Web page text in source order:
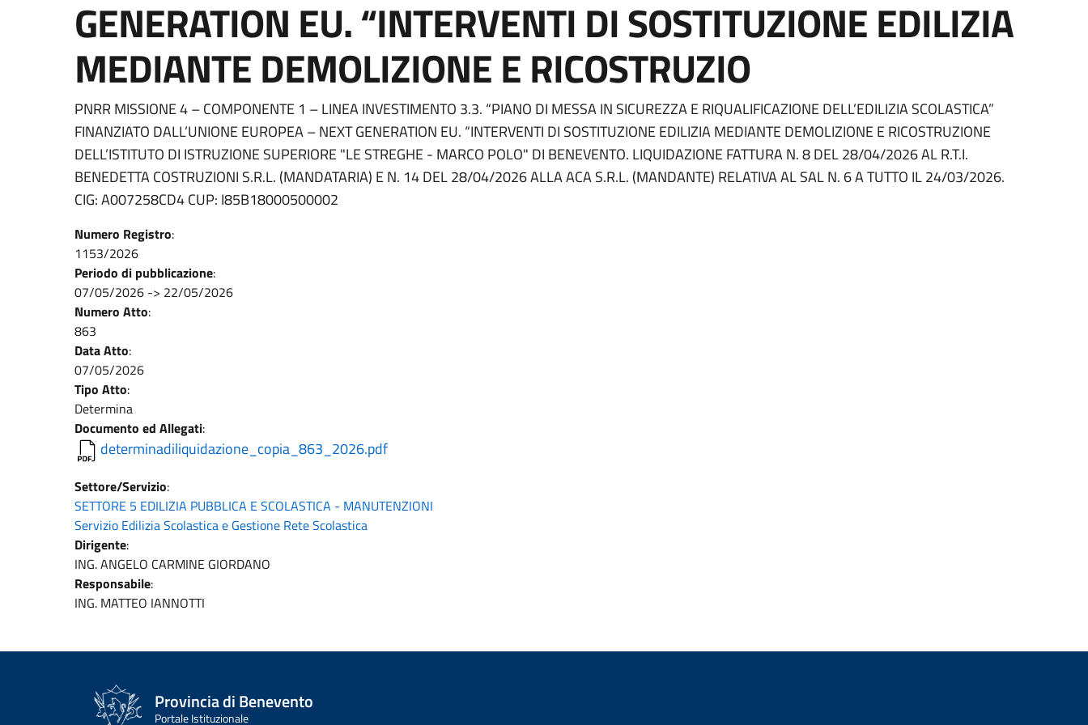
GENERATION EU. “INTERVENTI DI SOSTITUZIONE EDILIZIA
MEDIANTE DEMOLIZIONE E RICOSTRUZIO
PNRR MISSIONE 4 – COMPONENTE 1 – LINEA INVESTIMENTO 3.3. “PIANO DI MESSA IN SICUREZZA E RIQUALIFICAZIONE DELL’EDILIZIA SCOLASTICA”
FINANZIATO DALL’UNIONE EUROPEA – NEXT GENERATION EU. “INTERVENTI DI SOSTITUZIONE EDILIZIA MEDIANTE DEMOLIZIONE E RICOSTRUZIONE
DELL’ISTITUTO DI ISTRUZIONE SUPERIORE "LE STREGHE - MARCO POLO" DI BENEVENTO. LIQUIDAZIONE FATTURA N. 8 DEL 28/04/2026 AL R.T.I.
BENEDETTA COSTRUZIONI S.R.L. (MANDATARIA) E N. 14 DEL 28/04/2026 ALLA ACA S.R.L. (MANDANTE) RELATIVA AL SAL N. 6 A TUTTO IL 24/03/2026.
CIG: A007258CD4 CUP: I85B18000500002
Numero Registro:
1153/2026
Periodo di pubblicazione:
07/05/2026 -> 22/05/2026
Numero Atto:
863
Data Atto:
07/05/2026
Tipo Atto:
Determina
Documento ed Allegati:
determinadiliquidazione_copia_863_2026.pdf
Settore/Servizio:
SETTORE 5 EDILIZIA PUBBLICA E SCOLASTICA - MANUTENZIONI
Servizio Edilizia Scolastica e Gestione Rete Scolastica
Dirigente:
ING. ANGELO CARMINE GIORDANO
Responsabile:
ING. MATTEO IANNOTTI
Provincia di Benevento
Portale Istituzionale